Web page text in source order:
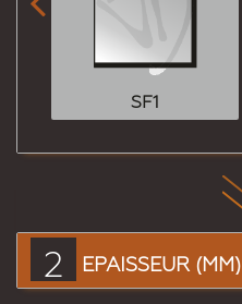
SF1
2 EPAISSEUR (MM)